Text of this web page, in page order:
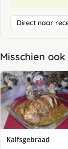
Direct naar
Misschien
Kalfsgebraad